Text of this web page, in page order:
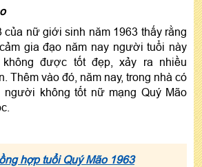
của nữ giới sinh năm 1963 thấy rằng
gia đạo năm nay người tuổi này
được tốt đẹp, xảy ra nhiều
Thêm vào đó, năm nay, trong nhà có
người không tốt nữ mạng Quý Mão
hợp tuổi Quý Mão 1963